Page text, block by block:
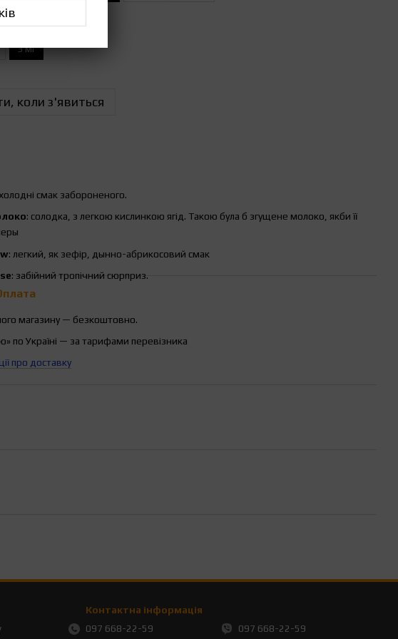
3 мг
коли з'явиться
смак забороненого.
: солодка, з легкою кислинкою ягід. Такою була б згущене молоко, якби її
: легкий, як зефір, дынно-абрикосовий смак
: забійний тропічний сюрприз.
магазину — безкоштовно.
по Україні — за тарифами перевізника
про доставку
Контактна інформація
097 668-22-59 097 668-22-59